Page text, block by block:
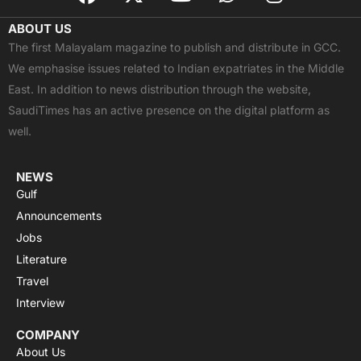
c
e
b
o
o
k
t
w
i
t
t
e
u
t
u
b
e
a
t
s
a
p
p
s
t
a
g
r
a
ABOUT US
The first Malayalam magazine to publish and distribute in GCC.
We emphasise issues related to Indian expatriates in the Middle
East. In addition to news distribution through the website,
SaudiTimes has an active presence on the digital platform as
well.
NEWS
Gulf
Announcements
Jobs
Literature
Travel
Interview
COMPANY
About Us